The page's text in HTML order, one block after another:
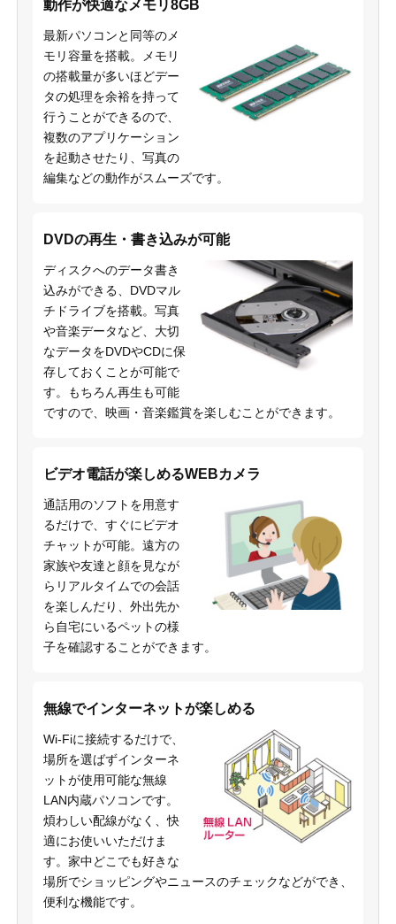
動作が快適なメモリ8GB
最新パソコンと同等のメ
モリ容量を搭載。メモリ
の搭載量が多いほどデー
タの処理を余裕を持って
行うことができるので、
複数のアプリケーション
を起動させたり、写真の
編集などの動作がスムーズです。
DVDの再生・書き込みが可能
ディスクへのデータ書き
込みができる、DVDマル
チドライブを搭載。写真
や音楽データなど、大切
なデータをDVDやCDに保
存しておくことが可能で
す。もちろん再生も可能
ですので、映画・音楽鑑賞を楽しむことができます。
ビデオ電話が楽しめるWEBカメラ
通話用のソフトを用意す
るだけで、すぐにビデオ
チャットが可能。遠方の
家族や友達と顔を見なが
らリアルタイムでの会話
を楽しんだり、外出先か
ら自宅にいるペットの様
子を確認することができます。
無線でインターネットが楽しめる
Wi-Fiに接続するだけで、
場所を選ばずインターネ
ットが使用可能な無線
LAN内蔵パソコンです。
煩わしい配線がなく、快
適にお使いいただけま
す。家中どこでも好きな
場所でショッピングやニュースのチェックなどができ、
便利な機能です。